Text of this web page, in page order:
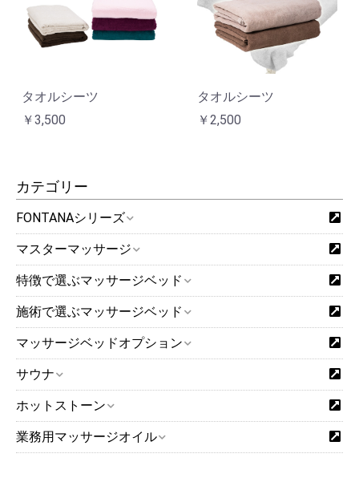
カテゴリー
FONTANAシリーズ
マスターマッサージ
特徴で選ぶマッサージベッド
施術で選ぶマッサージベッド
マッサージベッドオプション
サウナ
ホットストーン
業務用マッサージオイル
タオルシーツ
￥3,500
タオルシーツ
￥2,500